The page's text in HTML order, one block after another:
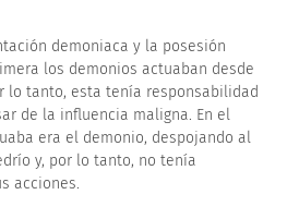
demoniaca y la posesión
los demonios actuaban desde
lo tanto, esta tenía responsabilidad
de la influencia maligna. En el
era el demonio, despojando al
y, por lo tanto, no tenía
acciones.